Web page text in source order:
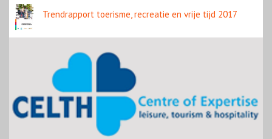
Trendrapport toerisme, recreatie en vrije tijd 2017